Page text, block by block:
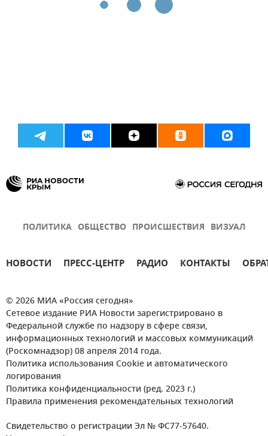
ПОЛИТИКА ОБЩЕСТВО ПРОИСШЕСТВИЯ ВИЗУАЛ
НОВОСТИ ПРЕСС-ЦЕНТР РАДИО КОНТАКТЫ
© 2026 МИА «Россия сегодня»
Сетевое издание РИА Новости зарегистрировано в
Федеральной службе по надзору в сфере связи,
информационных технологий и массовых коммуникаций
(Роскомнадзор) 08 апреля 2014 года.
Политика использования Cookie и автоматического
логирования
Политика конфиденциальности (ред. 2023 г.)
Правила применения рекомендательных технологий
Свидетельство о регистрации Эл № ФС77-57640.